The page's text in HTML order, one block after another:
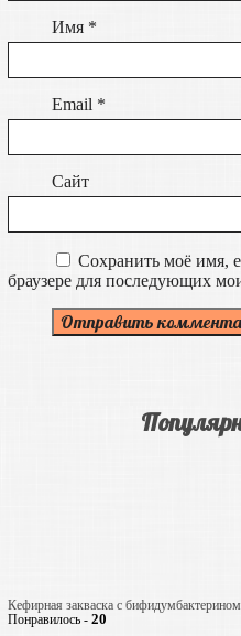
Имя *
Email *
Сайт
Сохранить моё имя,
браузере для последующих
Кефирная закваска с бифидумбактерином
Понравилось - 20